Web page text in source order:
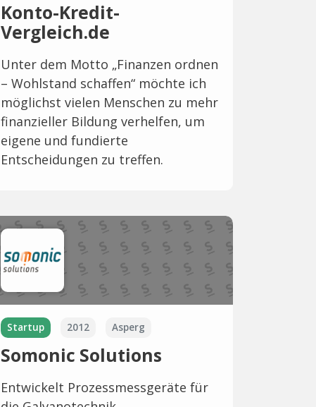
Konto-Kredit-
Vergleich.de
Unter dem Motto „Finanzen ordnen
– Wohlstand schaffen“ möchte ich
möglichst vielen Menschen zu mehr
finanzieller Bildung verhelfen, um
eigene und fundierte
Entscheidungen zu treffen.
Startup 2012 Asperg
Somonic Solutions
Entwickelt Prozessmessgeräte für